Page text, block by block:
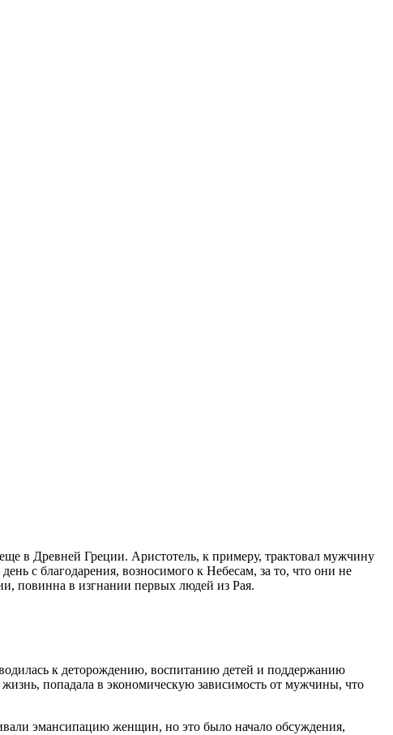
в Древней Греции. Аристотель, к примеру, трактовал мужчину
с благодарения, возносимого к Небесам, за то, что они не
повинна в изгнании первых людей из Рая.
к деторождению, воспитанию детей и поддержанию
попадала в экономическую зависимость от мужчины, что
эмансипацию женщин, но это было начало обсуждения,